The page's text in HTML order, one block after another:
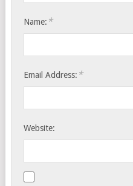
Name: *
Email Address: *
Website: